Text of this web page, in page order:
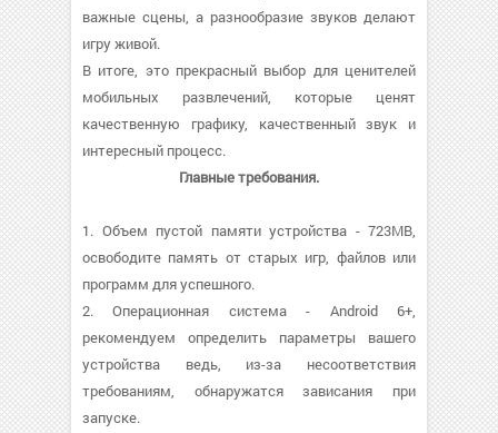
важные сцены, а разнообразие звуков делают
игру живой.
В итоге, это прекрасный выбор для ценителей
мобильных развлечений, которые ценят
качественную графику, качественный звук и
интересный процесс.
Главные требования.
1. Объем пустой памяти устройства - 723MB,
освободите память от старых игр, файлов или
программ для успешного.
2. Операционная система - Android 6+,
рекомендуем определить параметры вашего
устройства ведь, из-за несоответствия
требованиям, обнаружатся зависания при
запуске.